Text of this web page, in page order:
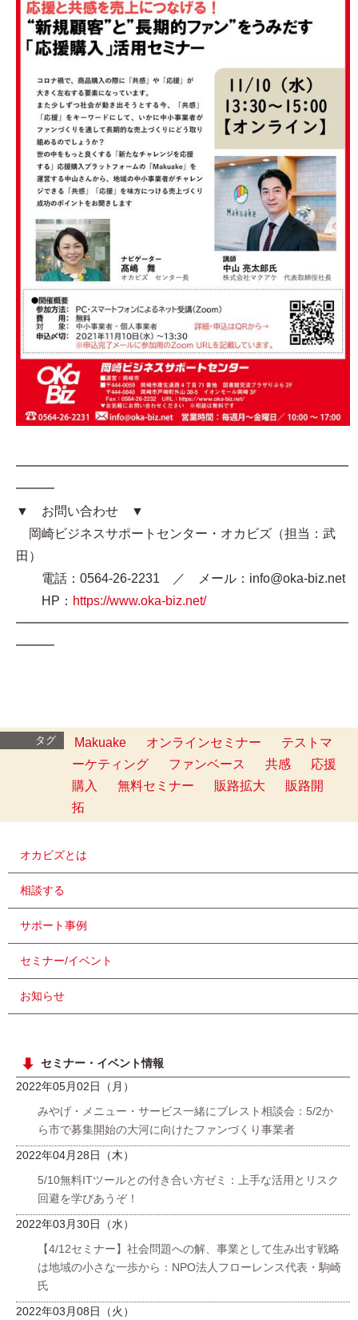
━━━━━━━━━━━━━━━━━━━━━━━━━━
━━━
▼ お問い合わせ ▼
岡崎ビジネスサポートセンター・オカビズ（担当：武
田）
電話：0564-26-2231 ／ メール：info@oka-biz.net
HP： https://www.oka-biz.net/
━━━━━━━━━━━━━━━━━━━━━━━━━━
━━━
タグ Makuake オンラインセミナー
テストマ
ーケティング
ファンベース 共感
応援
購入
無料セミナー 販路拡大
販路開
拓
オカビズとは
相談する
サポート事例
セミナー/イベント
お知らせ
セミナー・イベント情報
2022年05月02日（月）
みやげ・メニュー・サービス一緒にブレスト相談会：5/2か
ら市で募集開始の大河に向けたファンづくり事業者
2022年04月28日（木）
5/10無料ITツールとの付き合い方ゼミ：上手な活用とリスク
回避を学びあうぞ！
2022年03月30日（水）
【4/12セミナー】社会問題への解、事業として生み出す戦略
は地域の小さな一歩から：NPO法人フローレンス代表・駒崎
氏
2022年03月08日（火）